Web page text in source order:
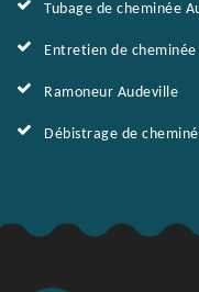
Tubage de cheminée
Entretien de
Ramoneur Audeville
Débistrage de